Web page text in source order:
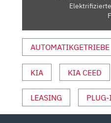
TEST,
FAHRBERICHT“
VON
YOUTUBE
AUTOMATIKGETRIEBE
KIA KIA CEED
LEASING